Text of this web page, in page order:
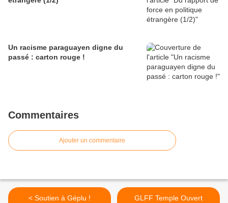
Un racisme paraguayen digne du
passé : carton rouge !
Commentaires
Ajouter un commentaire
< Soutien à Géplu !
GLFF Temple Ouvert